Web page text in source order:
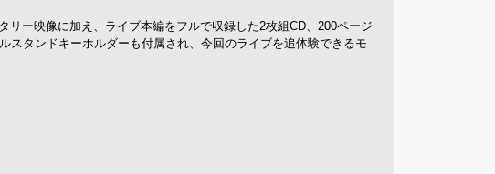
ー映像に加え、ライブ本編をフルで収録した2枚組CD、200ページ
スタンドキーホルダーも付属され、今回のライブを追体験できるモ